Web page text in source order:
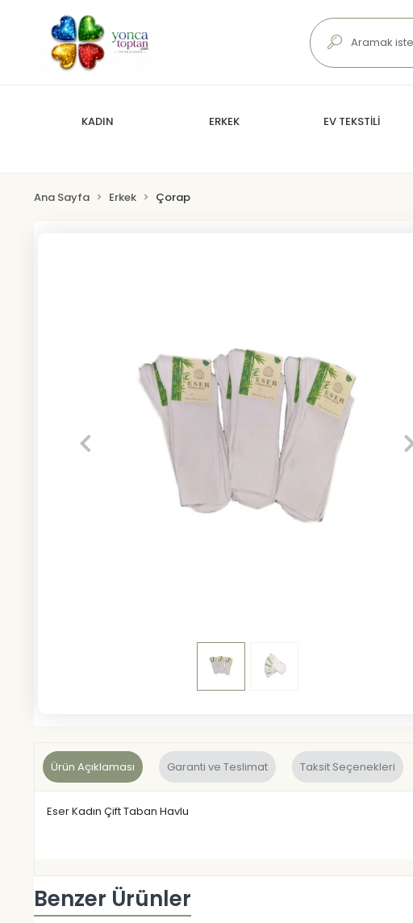
KADIN ERKEK EV TEKSTİLİ
Ana Sayfa Erkek Çorap
Ürün Açıklaması Garanti ve Teslimat Taksit Seçenekleri
Eser Kadın Çift Taban Havlu
Benzer Ürünler